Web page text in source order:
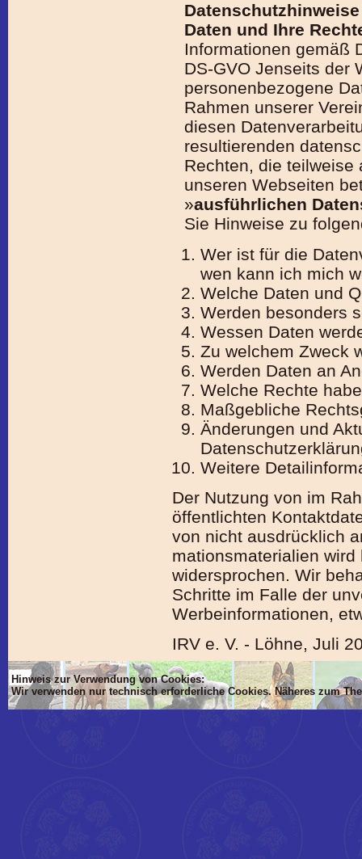
Daten und Ihre
Informationen gemäß
DS-GVO Jenseits der
personen­bezogene
Rahmen unserer
diesen
resultierenden
Rechten, die teil­weise
unseren Web­seiten
»ausführlichen
Sie Hinweise zu
Wer ist für die
wen kann ich mich
Welche Daten und
Werden besonders
Wessen Daten
Zu welchem Zweck
Werden Daten an
Welche Rechte
Maßgebliche
Änderungen und
Weitere
Der Nutzung von im
öffent­lichten
von nicht ausdrücklich
mations­materia­lien
widersprochen. Wir
Schritte im Falle der
Werbeinformationen,
IRV e. V. - Löhne, Juli
Hinweis zur Verwendung von Cookies:
Wir verwenden nur technisch erforderliche Cookies. Näheres zum
'Dim mlTIT, mlBOD, mlVON, mlsTIT, mlAN, mlsBOD